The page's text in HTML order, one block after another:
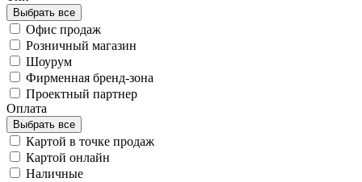
Выбрать все
Офис продаж
Розничный магазин
Шоурум
Фирменная бренд-зона
Проектный партнер
Оплата
Выбрать все
Картой в точке продаж
Картой онлайн
Наличные